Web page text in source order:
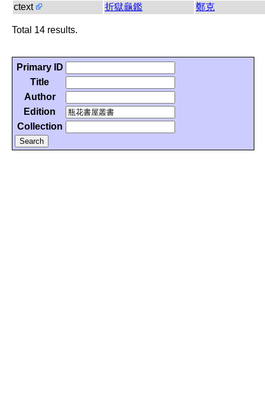
ctext
折獄龜鑑 鄭克
Total 14 results.
Primary ID
Title
Author
Edition
Collection